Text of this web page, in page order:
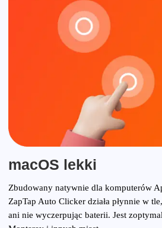
macOS lekki
Zbudowany natywnie dla komputerów
ZapTap Auto Clicker działa płynnie w
ani nie wyczerpując baterii. Jest